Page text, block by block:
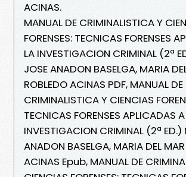
ACINAS.
MANUAL DE CRIMINALISTICA Y
FORENSES: TECNICAS FORENSES
LA INVESTIGACION CRIMINAL (2ª
JOSE ANADON BASELGA, MARIA
ROBLEDO ACINAS PDF, MANUAL DE
CRIMINALISTICA Y CIENCIAS
TECNICAS FORENSES APLICADAS
INVESTIGACION CRIMINAL (2ª ED.)
ANADON BASELGA, MARIA DEL
ACINAS Epub, MANUAL DE